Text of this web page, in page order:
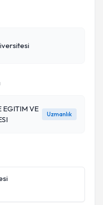
EGITIM VE
Uzmanlık